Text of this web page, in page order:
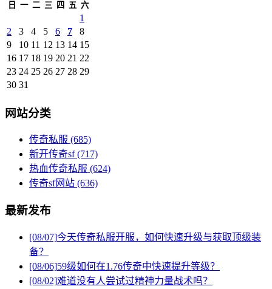
日 一 二 三 四 五 六
1
2
3 4 5 6 7
8
9
10 11 12 13 14 15
16 17 18 19 20 21 22
23 24 25 26 27 28 29
30 31
网站分类
传奇私服 (685)
新开传奇sf(717)
热血传奇私服 (624)
传奇sf网站 (636)
最新发布
[08/07]今天传奇私服开服，如何快速升级与获取顶级装
备？
[08/06]59级如何在1.76传奇中快速提升等级？
[08/02]难道没有人尝试过精神力量战术吗？